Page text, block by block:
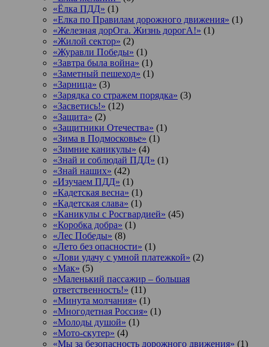
«Ёлка ПДД» (1)
«Елка по Правилам дорожного движения» (1)
«Железная дорОга. Жизнь дорогА!» (1)
«Жилой сектор» (2)
«Журавли Победы» (1)
«Завтра была война» (1)
«Заметный пешеход» (1)
«Зарница» (3)
«Зарядка со стражем порядка» (3)
«Засветись!» (12)
«Защита» (2)
«Защитники Отечества» (1)
«Зима в Подмосковье» (1)
«Зимние каникулы» (4)
«Знай и соблюдай ПДД» (1)
«Знай наших» (42)
«Изучаем ПДД» (1)
«Кадетская весна» (1)
«Кадетская слава» (1)
«Каникулы с Росгвардией» (45)
«Коробка добра» (1)
«Лес Победы» (8)
«Лето без опасности» (1)
«Лови удачу с умной платежкой» (2)
«Мак» (5)
«Маленький пассажир – большая
ответственность!» (11)
«Минута молчания» (1)
«Многодетная Россия» (1)
«Молоды душой» (1)
«Мото-скутер» (4)
«Мы за безопасность дорожного движения» (1)